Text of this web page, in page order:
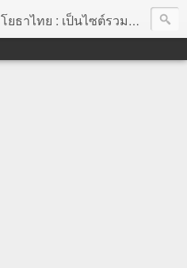
โยธาไทย : เป็นไซต์รวมข้อมูลความรู้ สำหรับช่างโยธา นายช่างโยธา วิศวกรโยธา ตลอดจนความรู้สำหรับผู้ที่ปฏิบัติงานในองค์กรปกครองส่วนท้องถิ่น จัดทำโดย นายอภิสิทธิ์ มากสุวรรณ โยธา, โยธาไทย,ช่างโยธา, นายช่างโยธา,วิศวกร, วิศวกรรม, ราคากลาง,หลักเกณฑ์การคำนวณราคากลาง, ราคาวัสดุก่อสร้าง, ราคาพาณิชย์จังหวัด, ค่าขนส่ง, ค่าเสื่อม, ค่าอำนวยการ, ถอดแบบ, ไม้แบบ, วัสดุก่อสร้าง, ค่าแรง, ค่าแรงงาน, ค่าแรงงานคน, ไม้แบบ, การถอดวัสดุ